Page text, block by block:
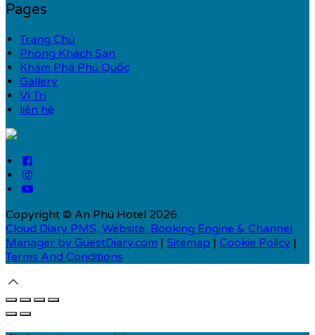
Pages
Trang Chủ
Phòng Khách Sạn
Khám Phá Phú Quốc
Gallery
Vị Trí
liên hệ
Copyright © An Phú Hotel 2026
Cloud Diary PMS, Website, Booking Engine & Channel
Manager by GuestDiary.com | Sitemap | Cookie Policy |
Terms And Conditions